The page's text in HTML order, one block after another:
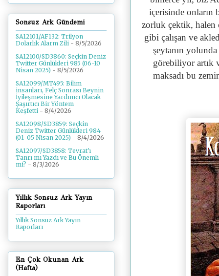
içerisinde onların
zorluk çektik, halen
gibi çalışan ve
şeytanın
görebiliyor artık
maksadı bu
Sonsuz Ark Gündemi
SA12101/AF132: Trilyon
Dolarlık Alarm Zili - 8/5/2026
SA12100/SD3860: Seçkin Deniz
Twitter Günlükleri 985 (06-10
Nisan 2025) - 8/5/2026
SA12099/MT495: Bilim
insanları, Felç Sonrası Beynin
İyileşmesine Yardımcı Olacak
Şaşırtıcı Bir Yöntem
Keşfetti - 8/4/2026
SA12098/SD3859: Seçkin
Deniz Twitter Günlükleri 984
(01-05 Nisan 2025) - 8/4/2026
SA12097/SD3858: Tevrat'ı
Tanrı mı Yazdı ve Bu Önemli
mi? - 8/3/2026
Yıllık Sonsuz Ark Yayın
Raporları
Yıllık Sonsuz Ark Yayın
Raporları
En Çok Okunan Ark
(Hafta)